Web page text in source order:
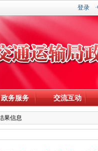
登录
政务服务 交流互动
果信息